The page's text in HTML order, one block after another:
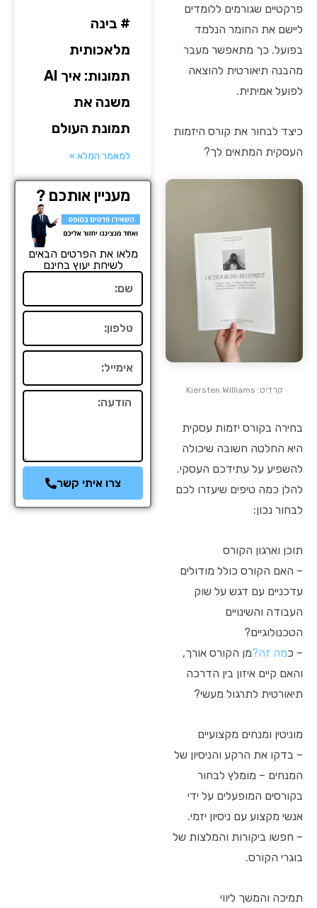
פרקטיים שגורמים ללומדים
ליישם את החומר הנלמד
בפועל. כך מתאפשר מעבר
מהבנה תיאורטית להוצאה
לפועל אמיתית.
כיצד לבחור את קורס היזמות
העסקית המתאים לך?
קרדיט: Kiersten Williams
בחירה בקורס יזמות עסקית
היא החלטה חשובה שיכולה
להשפיע על עתידכם העסקי.
להלן כמה טיפים שיעזרו לכם
לבחור נכון:
תוכן וארגון הקורס
– האם הקורס כולל מודולים
עדכניים עם דגש על שוק
העבודה והשינויים
הטכנולוגיים?
– כמה זה?מן הקורס אורך,
והאם קיים איזון בין הדרכה
תיאורטית לתרגול מעשי?
מוניטין ומנחים מקצועיים
– בדקו את הרקע והניסיון של
המנחים – מומלץ לבחור
בקורסים המופעלים על ידי
אנשי מקצוע עם ניסיון יזמי.
– חפשו ביקורות והמלצות של
בוגרי הקורס.
תמיכה והמשך ליווי
# בינה
מלאכותית
תמונות: איך AI
משנה את
תמונת העולם
למאמר המלא »
מעניין אותכם ?
מלאו את הפרטים הבאים
לשיחת יעוץ בחינם
הודעה
צרו איתי קשר